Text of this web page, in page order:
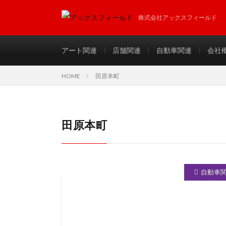
株式会社アックスフィールド
アート関連 店舗関連 自動車関連 会社
HOME 田原本町
田原本町
自動車